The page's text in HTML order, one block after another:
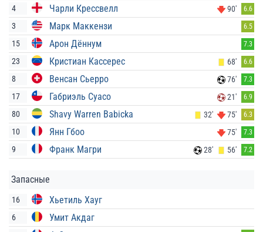
4 Чарли Крессвелл 90' 6.6
3 Марк Маккензи 6.5
15 Арон Дённум 7.3
23 Кристиан Кассерес 68' 6.6
8 Венсан Сьерро 76' 7.3
17 Габриэль Суасо 21' 6.9
80 Shavy Warren Babicka 32' 75' 6.3
10 Янн Гбоо 75' 7.3
9 Франк Магри 28' 56' 7.2
Запасные
16 Хьетиль Хауг
6 Умит Акдаг